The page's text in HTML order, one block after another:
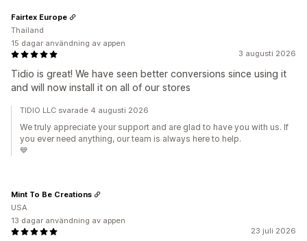
3 augusti 2026
Tidio is great! We have seen better conversions since using it
and will now install it on all of our stores
Fairtex Europe
Thailand
15 dagar användning av appen
TIDIO LLC svarade 4 augusti 2026
We truly appreciate your support and are glad to have you with us. If
you ever need anything, our team is always here to help.
💙
23 juli 2026
Mint To Be Creations
USA
13 dagar användning av appen